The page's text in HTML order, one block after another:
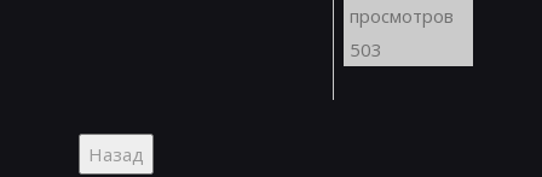
просмотров
503